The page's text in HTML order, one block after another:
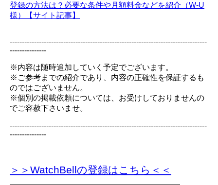
登録の方法は？必要な条件や月額料金などを紹介（W-U
様）【サイト記事】
---------------------------------------------------------------------------------
---------------
※内容は随時追加していく予定でございます。
※ご参考までの紹介であり、内容の正確性を保証するも
のではございません。
※個別の掲載依頼については、お受けしておりませんの
でご容赦下さいませ。
---------------------------------------------------------------------------------
---------------
＞＞WatchBellの登録はこちら＜＜